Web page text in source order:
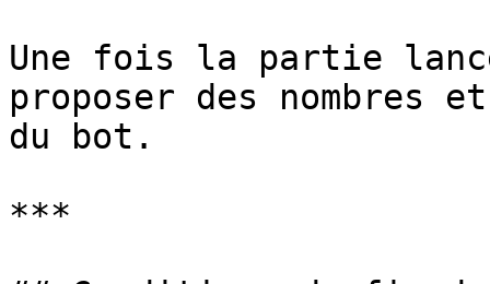
Une fois la partie
proposer des
du bot.
***